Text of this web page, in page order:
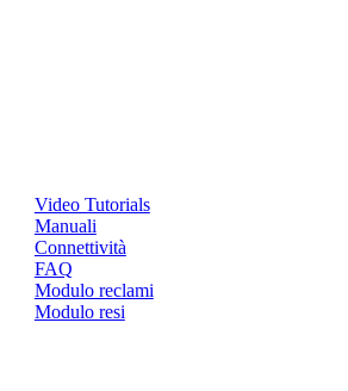
Video Tutorials
Manuali
Connettività
FAQ
Modulo reclami
Modulo resi